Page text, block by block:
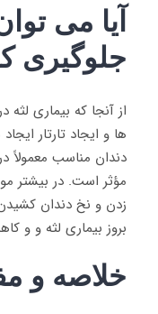
آیا می
جلوگیری
از آنجا که بیماری
ها و ایجاد تارتار
دندان مناسب معمولاً
مؤثر است. در بیشتر
زدن و نخ دندان
بروز بیماری لثه و و
خلاصه و